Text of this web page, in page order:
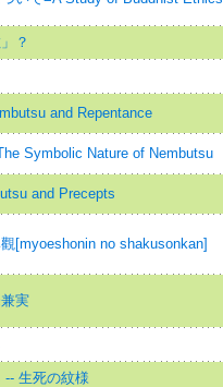
？
and Repentance
Symbolic Nature of Nembutsu
and Precepts
[myoeshonin no shakusonkan]
実
-- 生死の紋様